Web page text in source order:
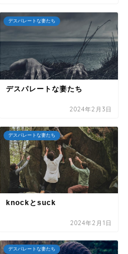
デスパレートな妻たち
デスパレートな妻たち
2024年2月3日
デスパレートな妻たち
knockとsuck
2024年2月1日
デスパレートな妻たち